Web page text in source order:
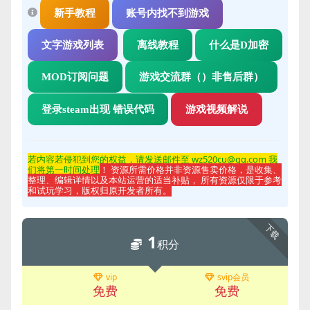
新手教程 账号内找不到游戏
文字游戏列表 离线教程 什么是D加密
MOD订阅问题 游戏交流群（）非售后群）
登录steam出现 错误代码 游戏视频解说
若内容若侵犯到您的权益，请发送邮件至 wz520cu@qq.com 我
们将第一时间处理 ！ 资源所需价格并非资源售卖价格，是收集、
整理、编辑详情以及本站运营的适当补贴， 所有资源仅限于参考
和试玩学习，版权归原开发者所有。
下载
1积分
vip
免费
svip会员
免费